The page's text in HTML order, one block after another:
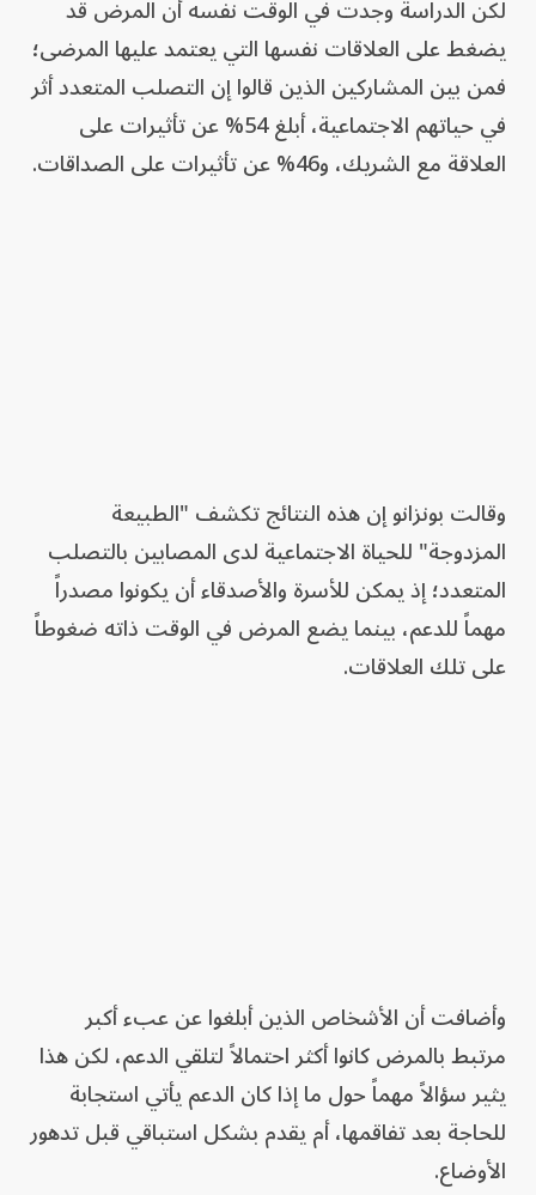
لكن الدراسة وجدت في الوقت نفسه أن المرض قد
يضغط على العلاقات نفسها التي يعتمد عليها المرضى؛
فمن بين المشاركين الذين قالوا إن التصلب المتعدد أثر
في حياتهم الاجتماعية، أبلغ 54% عن تأثيرات على
العلاقة مع الشريك، و46% عن تأثيرات على الصداقات.
وقالت بونزانو إن هذه النتائج تكشف "الطبيعة
المزدوجة" للحياة الاجتماعية لدى المصابين بالتصلب
المتعدد؛ إذ يمكن للأسرة والأصدقاء أن يكونوا مصدراً
مهماً للدعم، بينما يضع المرض في الوقت ذاته ضغوطاً
على تلك العلاقات.
وأضافت أن الأشخاص الذين أبلغوا عن عبء أكبر
مرتبط بالمرض كانوا أكثر احتمالاً لتلقي الدعم، لكن هذا
يثير سؤالاً مهماً حول ما إذا كان الدعم يأتي استجابة
للحاجة بعد تفاقمها، أم يقدم بشكل استباقي قبل تدهور
الأوضاع.